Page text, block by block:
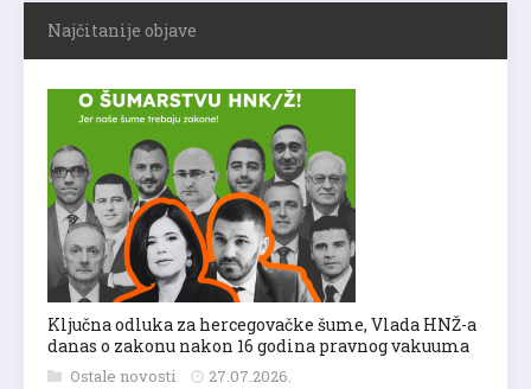
Najčitanije objave
Ključna odluka za hercegovačke šume, Vlada HNŽ-a
danas o zakonu nakon 16 godina pravnog vakuuma
Ostale novosti 27.07.2026.